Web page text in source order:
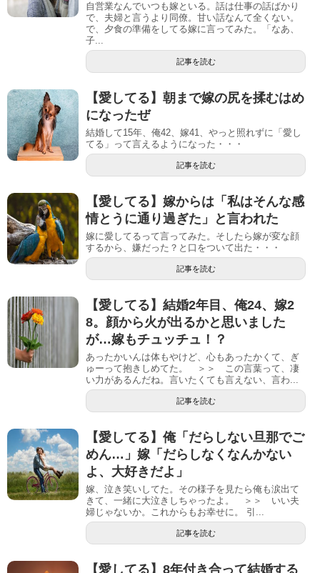
自営業なんでいつも嫁といる。話は仕事の話ばかり
で、夫婦と言うより同僚。甘い話なんて全くない。
で、夕食の準備をしてる嫁に言ってみた。「なあ、
子...
記事を読む
【愛してる】朝まで嫁の尻を揉むはめ
になったぜ
結婚して15年、俺42、嫁41、やっと照れずに「愛し
てる」って言えるようになった・・・
記事を読む
【愛してる】嫁からは「私はそんな感
情とうに通り過ぎた」と言われた
嫁に愛してるって言ってみた。そしたら嫁が変な顔
するから、嫌だった？と口をついて出た・・・
記事を読む
【愛してる】結婚2年目、俺24、嫁2
8。顔から火が出るかと思いました
が…嫁もチュッチュ！？
あったかいんは体もやけど、心もあったかくて、ぎ
ゅーって抱きしめてた。 ＞＞ この言葉って、凄
い力があるんだね。言いたくても言えない、言わ...
記事を読む
【愛してる】俺「だらしない旦那でご
めん…」嫁「だらしなくなんかない
よ、大好きだよ」
嫁、泣き笑いしてた。その様子を見たら俺も涙出て
きて、一緒に大泣きしちゃったよ。 ＞＞ いい夫
婦じゃないか。これからもお幸せに。 引...
記事を読む
【愛してる】8年付き合って結婚する